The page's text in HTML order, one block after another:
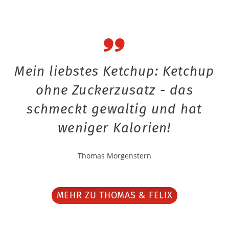
Mein liebstes Ketchup: Ketchup
ohne Zuckerzusatz - das
schmeckt gewaltig und hat
weniger Kalorien!
Thomas Morgenstern
MEHR ZU THOMAS & FELIX